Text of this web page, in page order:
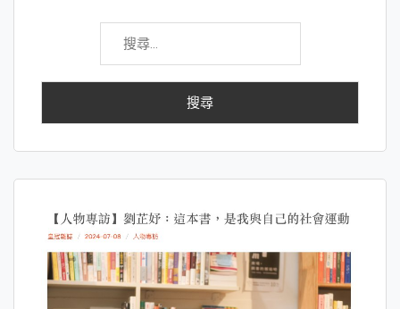
搜
關